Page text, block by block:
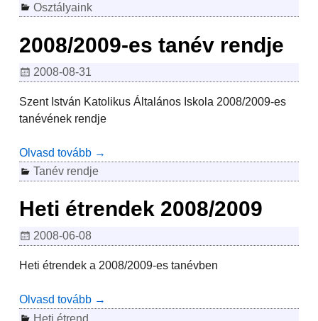
Osztályaink
2008/2009-es tanév rendje
2008-08-31
Szent István Katolikus Általános Iskola 2008/2009-es
tanévének rendje
Olvasd tovább →
Tanév rendje
Heti étrendek 2008/2009
2008-06-08
Heti étrendek a 2008/2009-es tanévben
Olvasd tovább →
Heti étrend